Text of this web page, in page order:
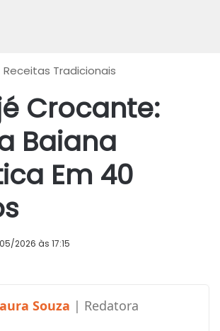
Receitas Tradicionais
Crocante:
Baiana
Em 40
2026 às 17:15
Souza